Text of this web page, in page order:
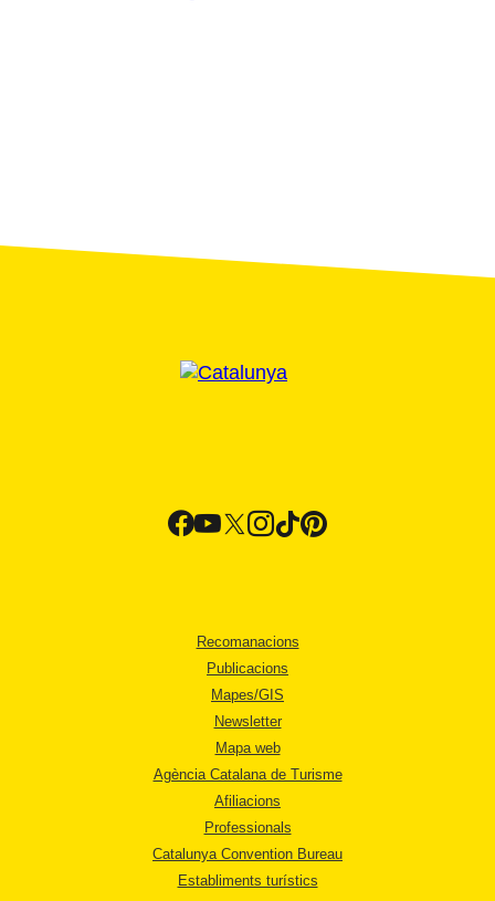
Recomanacions
Publicacions
Mapes/GIS
Newsletter
Mapa web
Agència Catalana de Turisme
Afiliacions
Professionals
Catalunya Convention Bureau
Establiments turístics